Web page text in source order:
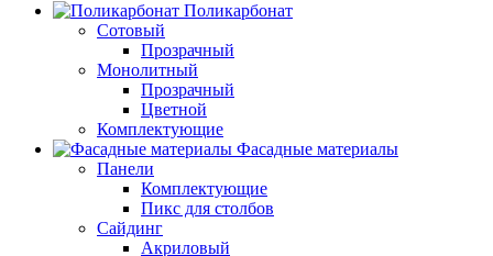
Поликарбонат
Сотовый
Прозрачный
Монолитный
Прозрачный
Цветной
Комплектующие
Фасадные материалы
Панели
Комплектующие
Пикс для столбов
Сайдинг
Акриловый